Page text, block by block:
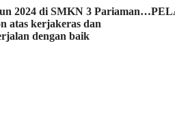
2024 di SMKN 3 Pariaman…
atas kerjakeras dan
dengan baik